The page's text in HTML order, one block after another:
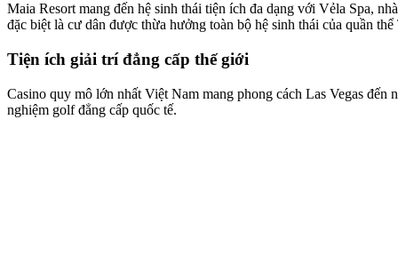
Maia Resort mang đến hệ sinh thái tiện ích đa dạng với Vẻla Spa,
đặc biệt là cư dân được thừa hưởng toàn bộ hệ sinh thái của quần
Tiện ích giải trí đẳng cấp thế giới
Casino quy mô lớn nhất Việt Nam mang phong cách Las Vegas
nghiệm golf đẳng cấp quốc tế.